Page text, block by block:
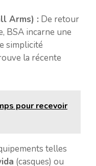
Arms) : De retour
BSA incarne une
simplicité
la récente
pour recevoir
telles
(casques) ou